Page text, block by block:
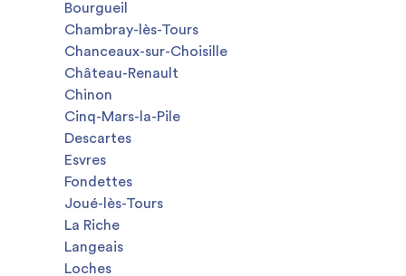
Bourgueil
Chambray-lès-Tours
Chanceaux-sur-Choisille
Château-Renault
Chinon
Cinq-Mars-la-Pile
Descartes
Esvres
Fondettes
Joué-lès-Tours
La Riche
Langeais
Loches